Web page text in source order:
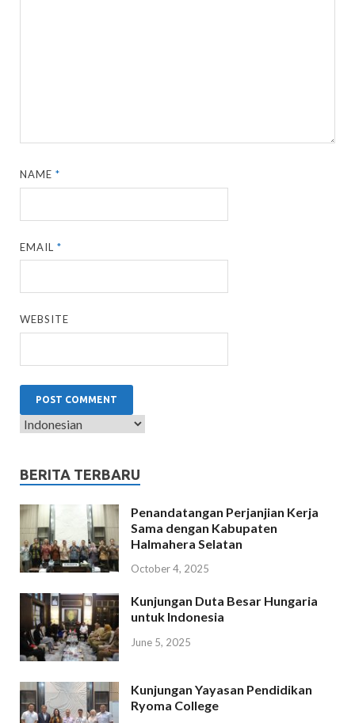
NAME*
EMAIL*
WEBSITE
BERITA TERBARU
Penandatangan Perjanjian Kerja
Sama dengan Kabupaten
Halmahera Selatan
October 4, 2025
Kunjungan Duta Besar Hungaria
untuk Indonesia
June 5, 2025
Kunjungan Yayasan Pendidikan
Ryoma College